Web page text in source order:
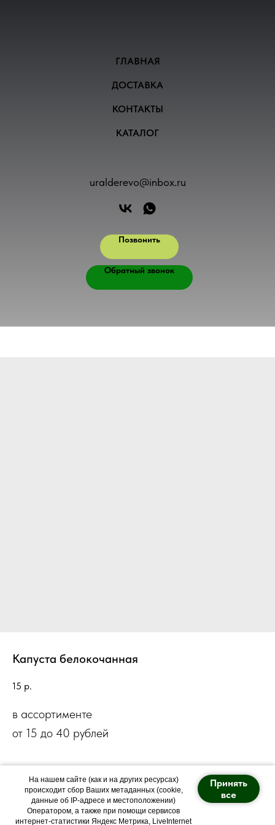
ГЛАВНАЯ
ДОСТАВКА
КОНТАКТЫ
КАТАЛОГ
uralderevo@inbox.ru
Позвонить
Обратный звонок
Капуста белокочанная
15 р.
в ассортименте
от 15 до 40 рублей
Политика конфиденциальности
На нашем сайте (как и на других ресурсах)
происходит сбор Ваших метаданных (cookie,
данные об IP-адресе и местоположении)
Оператором, а также при помощи сервисов
интернет-статистики Яндекс Метрика, LiveInternet
Принять
все